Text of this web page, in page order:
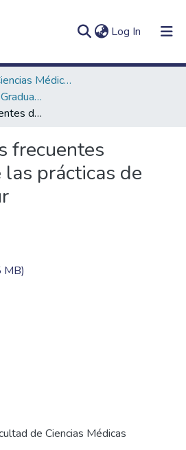
Log In (current)
Facultad de Ciencias Médicas
Trabajos Finales de Graduación de Licenciatura en Kinesiología
Lesiones más frecuentes derivadas de las prácticas de tenis amateur
frecuentes
prácticas de
de Ciencias Médicas